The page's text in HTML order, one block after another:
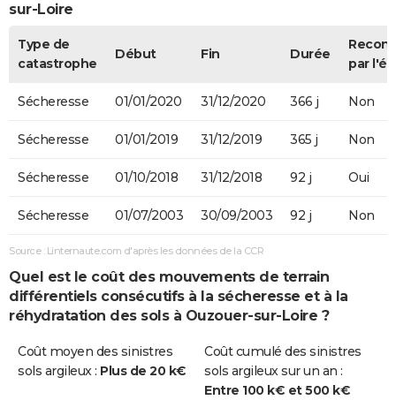
sur-Loire
Type de
catastrophe
Début Fin Durée
par
Sécheresse 01/01/2020 31/12/2020 366 j Non
Sécheresse 01/01/2019 31/12/2019 365 j Non
Sécheresse 01/10/2018 31/12/2018 92 j Oui
Sécheresse 01/07/2003 30/09/2003 92 j Non
Source : Linternaute.com d'après les données de la CCR
Quel est le coût des mouvements de terrain
différentiels consécutifs à la sécheresse et à la
réhydratation des sols à Ouzouer-sur-Loire ?
Coût moyen des sinistres
sols argileux : Plus de 20 k€
Coût cumulé des sinistres
sols argileux sur un an :
Entre 100 k€ et 500 k€